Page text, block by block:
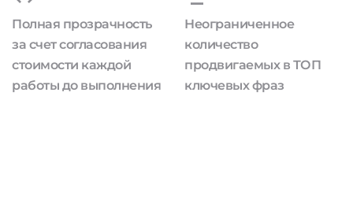
Полная прозрачность
за счет согласования
стоимости каждой
работы до выполнения
Неограниченное
количество
продвигаемых в ТОП
ключевых фраз